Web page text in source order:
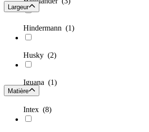
Hindermann (1)
Husky (2)
Iguana (1)
Intex (8)
Largeur
Matière